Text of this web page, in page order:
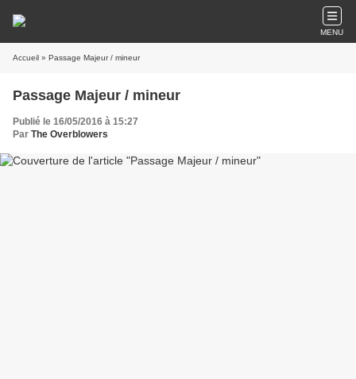
MENU
Accueil » Passage Majeur / mineur
Passage Majeur / mineur
Publié le 16/05/2016 à 15:27
Par The Overblowers